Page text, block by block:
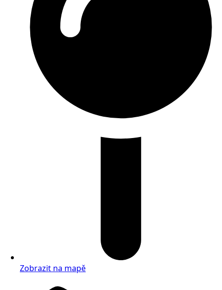
Zobrazit na mapě